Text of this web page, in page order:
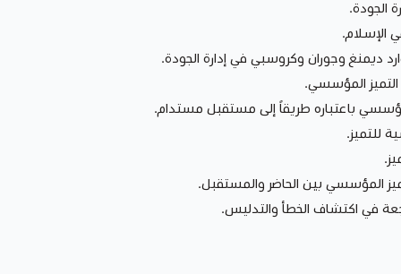
الجودة.
الإسلام.
ديمنغ وجوران وكروسبي في إدارة الجودة.
المؤسسي.
باعتباره طريقاً إلى مستقبل مستدام.
للتميز.
المؤسسي بين الحاضر والمستقبل.
في اكتشاف الخطأ والتدليس.